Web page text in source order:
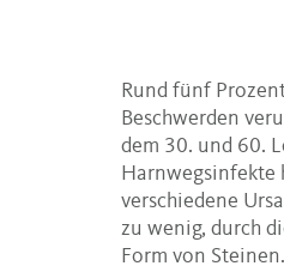
Rund fünf
Beschwerden
dem 30. und 60.
Harnwegsinfekte
verschiedene
zu wenig, durch
Form von